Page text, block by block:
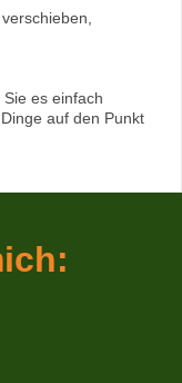
es einfach
auf den Punkt